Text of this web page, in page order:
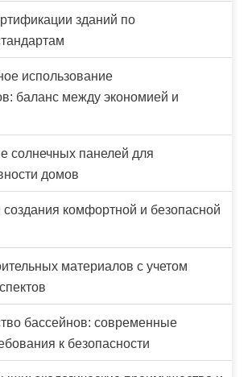
зданий по
использование
баланс между экономией и
солнечных панелей для
домов
создания комфортной и безопасной
материалов с учетом
бассейнов: современные
к безопасности